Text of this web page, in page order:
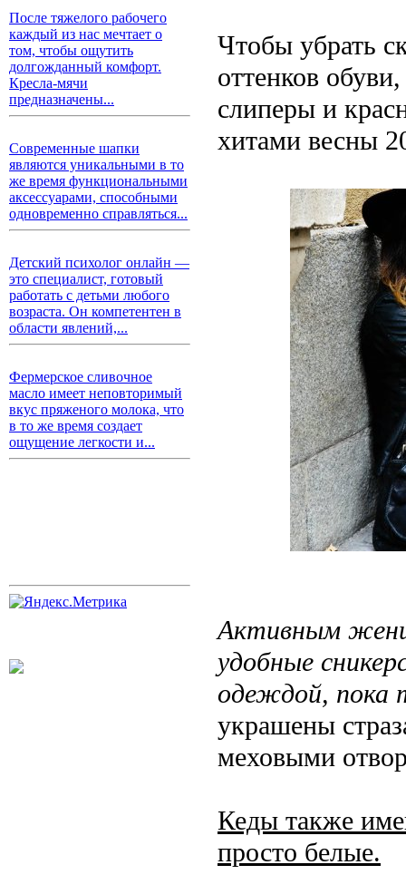
После тяжелого рабочего
каждый из нас мечтает о
том, чтобы ощутить
долгожданный комфорт.
Кресла-мячи
предназначены...
Современные шапки
являются уникальными в то
же время функциональными
аксессуарами, способными
одновременно справляться...
Детский психолог онлайн —
это специалист, готовый
работать с детьми любого
возраста. Он компетентен в
области явлений,...
Фермерское сливочное
масло имеет неповторимый
вкус пряженого молока, что
в то же время создает
ощущение легкости и...
Чтобы убрать
оттенков
слиперы и
хитами весны
Активным
удобные
одеждой, пока
украшены
меховыми
Кеды также
просто белые.